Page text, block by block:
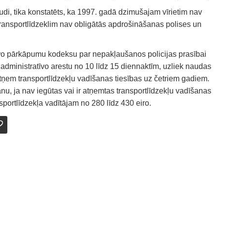
tika konstatēts, ka 1997. gadā dzimušajam vīrietim nav
nav obligātās apdrošināšanas polises un
pārkāpumu kodeksu par nepakļaušanos policijas prasībai
arestu no 10 līdz 15 diennaktīm, uzliek naudas
transportlīdzekļu vadīšanas tiesības uz četriem gadiem.
ja nav iegūtas vai ir atņemtas transportlīdzekļu vadīšanas
vadītājam no 280 līdz 430 eiro.